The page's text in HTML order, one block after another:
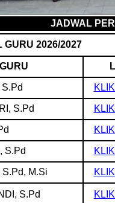
JADWAL
GURU 2026/2027
S.Pd
S.Pd
M.Si
S.Pd